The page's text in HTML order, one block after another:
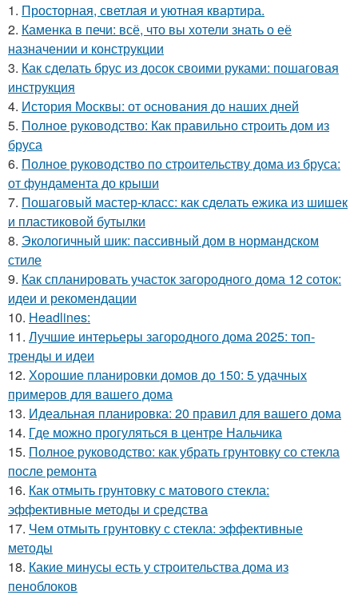
1. Просторная, светлая и уютная квартира.
2. Каменка в печи: всё, что вы хотели знать о её
назначении и конструкции
3. Как сделать брус из досок своими руками: пошаговая
инструкция
4. История Москвы: от основания до наших дней
5. Полное руководство: Как правильно строить дом из
бруса
6. Полное руководство по строительству дома из бруса:
от фундамента до крыши
7. Пошаговый мастер-класс: как сделать ежика из шишек
и пластиковой бутылки
8. Экологичный шик: пассивный дом в нормандском
стиле
9. Как спланировать участок загородного дома 12 соток:
идеи и рекомендации
10. Headlines:
11. Лучшие интерьеры загородного дома 2025: топ-
тренды и идеи
12. Хорошие планировки домов до 150: 5 удачных
примеров для вашего дома
13. Идеальная планировка: 20 правил для вашего дома
14. Где можно прогуляться в центре Нальчика
15. Полное руководство: как убрать грунтовку со стекла
после ремонта
16. Как отмыть грунтовку с матового стекла:
эффективные методы и средства
17. Чем отмыть грунтовку с стекла: эффективные
методы
18. Какие минусы есть у строительства дома из
пеноблоков